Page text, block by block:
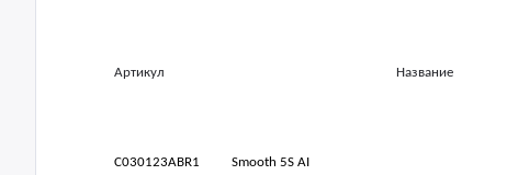
Артикул Название
C030123ABR1 Smooth 5S AI